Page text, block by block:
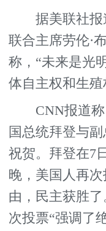
据美联社报
联合主席劳伦·
称，“未来是光
体自主权和生
CNN报道称
国总统拜登与
祝贺。拜登在7
晚，美国人再
由，民主获胜
次投票“强调了